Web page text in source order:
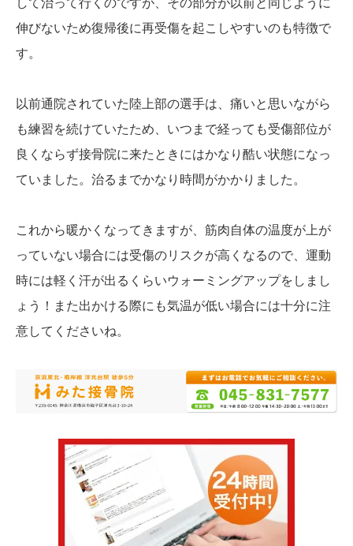
伸びないため復帰後に再受傷を起こしやすいのも特徴で
す。
以前通院されていた陸上部の選手は、痛いと思いながら
も練習を続けていたため、いつまで経っても受傷部位が
良くならず接骨院に来たときにはかなり酷い状態になっ
ていました。治るまでかなり時間がかかりました。
これから暖かくなってきますが、筋肉自体の温度が上が
っていない場合には受傷のリスクが高くなるので、運動
時には軽く汗が出るくらいウォーミングアップをしまし
ょう！また出かける際にも気温が低い場合には十分に注
意してくださいね。